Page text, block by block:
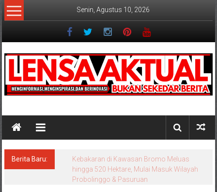
Lompat
ke
Senin, Agustus 10, 2026
Berita Baru:
Kebakaran di Kawasan Bromo Meluas
hingga 520 Hektare, Mulai Masuk Wilayah
Probolinggo & Pasuruan